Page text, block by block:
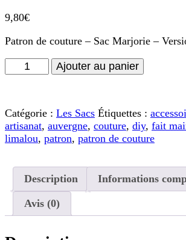
9,80€
Patron de couture – Sac Marjorie –
quantité
de
couture
-
Sac
Version
papier
Ajouter au panier
Catégorie : Les Sacs Étiquettes :
artisanat, auvergne, couture, diy, fait
limalou, patron, patron de couture
Description Informations
Avis (0)